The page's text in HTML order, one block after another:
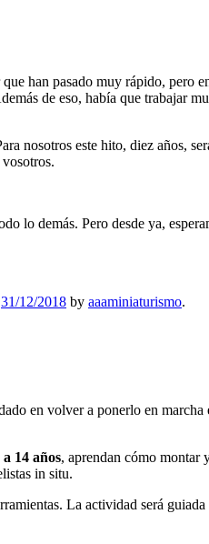
han pasado muy rápido,
de eso, había que trabajar
nosotros este hito, diez años,
lo demás. Pero desde ya,
31/12/2018 by aaaminiaturismo.
en volver a ponerlo en
a 14 años, aprendan cómo montar
in situ.
La actividad será